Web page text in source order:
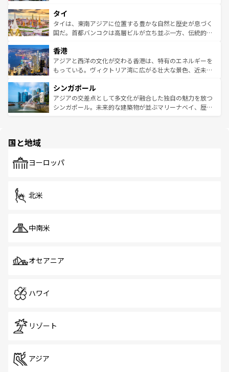
リティに包まれながら、韓国の多彩な魅力を心ゆくまで味
わってみてほしい。 なお、新着の韓国情報はコンテンツ一
覧を参照してほしい。
急速な発展と共に伝統が息づく。ハノイの古い町並みやホ
ーチミン市のフランス統治時代の建物も、独特の雰囲気を
醸し出している。また、バラエティの豊かさとおいしさで
とつ。フォーやバインミー、ベトナムコーヒーなどは、ぜ
ひ現地で味わいたい。どの地域を訪れてもあたたかい人々
が旅行者を迎えてくれるので、きっと忘れられない旅にな
参照してほしい。
タイ
タイは、東南アジアに位置する豊かな自然と歴史が息づく
国だ。首都バンコクは高層ビルが立ち並ぶ一方、伝統的な
の活気が交差している。北部ではチェンマイなどの山岳地
帯で自然と触れ合い、南部ではプーケットやクラビの美し
いビーチでリゾート気分を楽しむことができる。タイ料理
激する。気候は一年中温暖で、どの季節にも異なる楽しみ
が待っている。親しみやすいタイの人々、仏教を中心とし
た文化、そして多様な観光資源が、訪れる旅人を魅了し続
香港
アジアと西洋の文化が交わる香港は、特有のエネルギーを
もっている。ヴィクトリア湾に広がる壮大な景色、近未来
み、どこを訪れても感動するはず。観光スポットが密集し
ており、効率よく見どころを回れるのも魅力。息をのむよ
うな絶景から文化的な体験まで、香港を存分に楽しみ尽く
シンガポール
アジアの交差点として多文化が融合した独自の魅力を放つ
シンガポール。未来的な建築物が並ぶマリーナベイ、歴史
で、ホーカーズは地元の風情を楽しめる外せないスポット
国と地域
ヨーロッパ
北米
中南米
オセアニア
ハワイ
リゾート
アジア